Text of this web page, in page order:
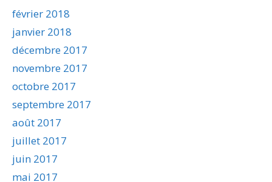
février 2018
janvier 2018
décembre 2017
novembre 2017
octobre 2017
septembre 2017
août 2017
juillet 2017
juin 2017
mai 2017